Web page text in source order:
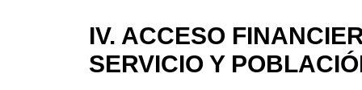
IV. ACCESO
SERVICIO Y